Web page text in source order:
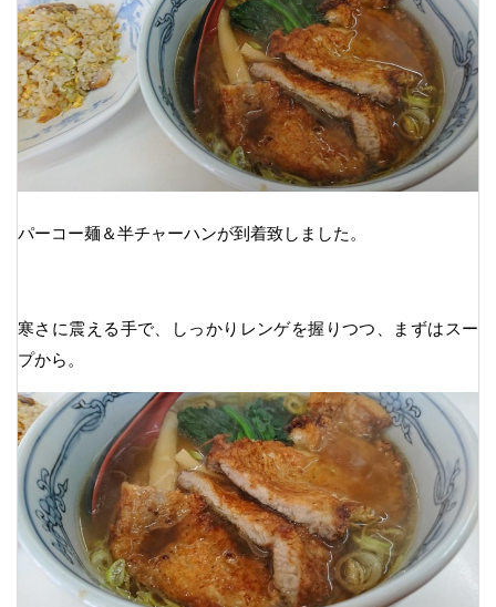
パーコー麺＆半チャーハンが到着致しました。
寒さに震える手で、しっかりレンゲを握りつつ、まずはスー
プから。